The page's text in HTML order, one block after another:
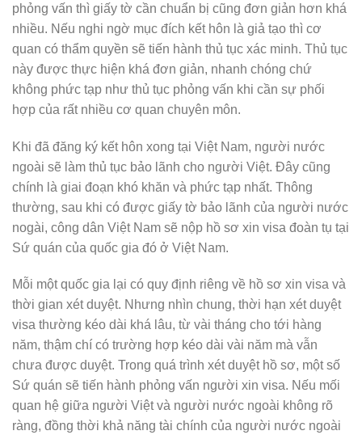
phỏng vấn thì giấy tờ cần chuẩn bị cũng đơn giản hơn khá
nhiều. Nếu nghi ngờ mục đích kết hôn là giả tạo thì cơ
quan có thẩm quyền sẽ tiến hành thủ tục xác minh. Thủ tục
này được thực hiện khá đơn giản, nhanh chóng chứ
không phức tạp như thủ tục phỏng vấn khi cần sự phối
hợp của rất nhiều cơ quan chuyên môn.
Khi đã đăng ký kết hôn xong tại Việt Nam, người nước
ngoài sẽ làm thủ tục bảo lãnh cho người Việt. Đây cũng
chính là giai đoạn khó khăn và phức tạp nhất. Thông
thường, sau khi có được giấy tờ bảo lãnh của người nước
nogài, công dân Việt Nam sẽ nộp hồ sơ xin visa đoàn tụ tại
Sứ quán của quốc gia đó ở Việt Nam.
Mỗi một quốc gia lại có quy định riêng về hồ sơ xin visa và
thời gian xét duyệt. Nhưng nhìn chung, thời hạn xét duyệt
visa thường kéo dài khá lâu, từ vài tháng cho tới hàng
năm, thậm chí có trường hợp kéo dài vài năm mà vẫn
chưa được duyệt. Trong quá trình xét duyệt hồ sơ, một số
Sứ quán sẽ tiến hành phỏng vấn người xin visa. Nếu mối
quan hệ giữa người Việt và người nước ngoài không rõ
ràng, đồng thời khả năng tài chính của người nước ngoài